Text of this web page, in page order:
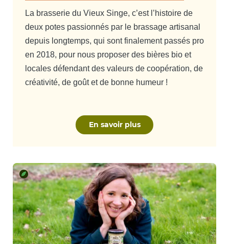
La brasserie du Vieux Singe, c’est l’histoire de
deux potes passionnés par le brassage artisanal
depuis longtemps, qui sont finalement passés pro
en 2018, pour nous proposer des bières bio et
locales défendant des valeurs de coopération, de
créativité, de goût et de bonne humeur !
En savoir plus